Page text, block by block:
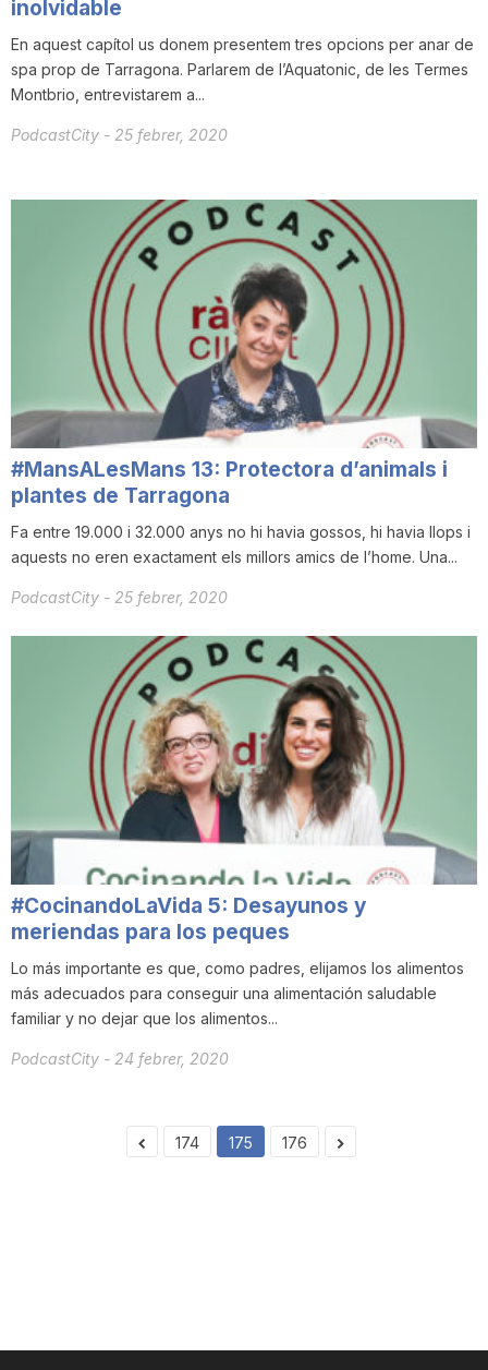
inolvidable
En aquest capítol us donem presentem tres opcions per anar de
spa prop de Tarragona. Parlarem de l’Aquatonic, de les Termes
Montbrio, entrevistarem a...
PodcastCity - 25 febrer, 2020
#MansALesMans 13: Protectora d’animals i
plantes de Tarragona
Fa entre 19.000 i 32.000 anys no hi havia gossos, hi havia llops i
aquests no eren exactament els millors amics de l’home. Una...
PodcastCity - 25 febrer, 2020
#CocinandoLaVida 5: Desayunos y
meriendas para los peques
Lo más importante es que, como padres, elijamos los alimentos
más adecuados para conseguir una alimentación saludable
familiar y no dejar que los alimentos...
PodcastCity - 24 febrer, 2020
174 175 176